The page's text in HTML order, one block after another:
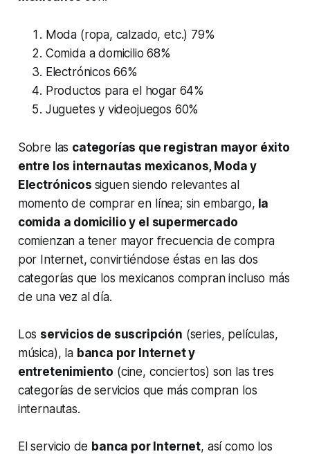
Moda (ropa, calzado, etc.) 79%
Comida a domicilio 68%
Electrónicos 66%
Productos para el hogar 64%
Juguetes y videojuegos 60%
Sobre las categorías que registran mayor éxito
entre los internautas mexicanos, Moda y
Electrónicos siguen siendo relevantes al
momento de comprar en línea; sin embargo, la
comida a domicilio y el supermercado
comienzan a tener mayor frecuencia de compra
por Internet, convirtiéndose éstas en las dos
categorías que los mexicanos compran incluso más
de una vez al día.
Los servicios de suscripción (series, películas,
música), la banca por Internet y
entretenimiento (cine, conciertos) son las tres
categorías de servicios que más compran los
internautas.
El servicio de banca por Internet, así como los